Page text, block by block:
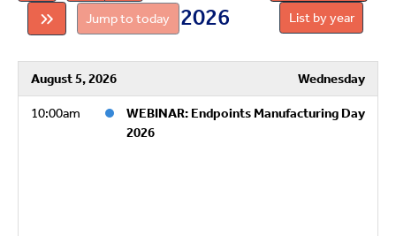
Jump to today
2026
List by year
August 5, 2026 Wednesday
10:00am
WEBINAR: Endpoints Manufacturing Day
2026